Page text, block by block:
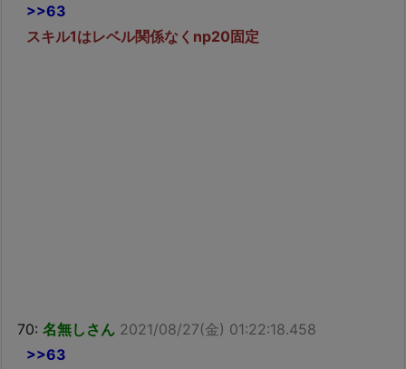
>>63
スキル1はレベル関係なくnp20固定
70: 名無しさん 2021/08/27(金) 01:22:18.458
>>63